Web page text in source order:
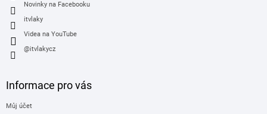
Novinky na Facebooku
itvlaky
Videa na YouTube
@itvlakycz
Informace pro vás
Můj účet